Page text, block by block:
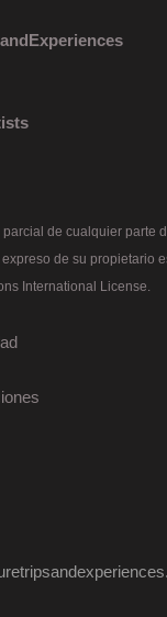
de cualquier parte
de su propietario
International License.